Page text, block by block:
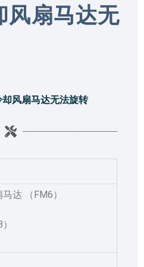
风扇马达无
风扇马达无法旋转
达 （FM6）